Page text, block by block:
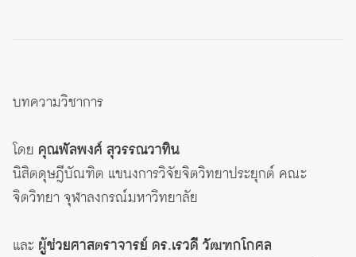
บทความวิชาการ
โดย คุณพัลพงศ์ สุวรรณวาทิน
นิสิตดุษฎีบัณฑิต แขนงการวิจัยจิตวิทยาประยุกต์ คณะ
จิตวิทยา จุฬาลงกรณ์มหาวิทยาลัย
และ ผู้ช่วยศาสตราจารย์ ดร.เรวดี วัฒฑกโกศล